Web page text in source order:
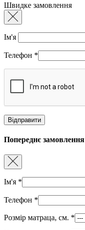
Швидке замовлення
Ім'я
Телефон *
Попереднє замовлення
Ім'я *
Телефон *
Розмір матраца, см. *